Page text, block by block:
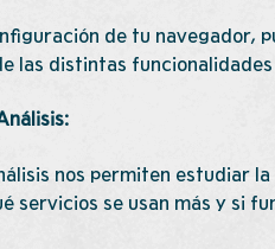
de tu navegador,
las distintas funcionalidades
nos permiten estudiar
servicios se usan más y si